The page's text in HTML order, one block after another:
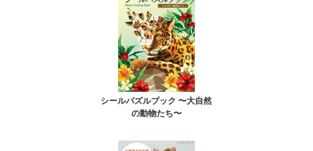
シールパズルブック 〜大自然
の動物たち〜